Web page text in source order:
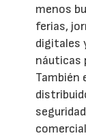
menos
ferias,
digitales
náuticas
También